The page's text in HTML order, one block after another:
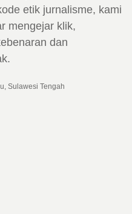
etik jurnalisme, kami
mengejar klik,
dan
Sulawesi Tengah